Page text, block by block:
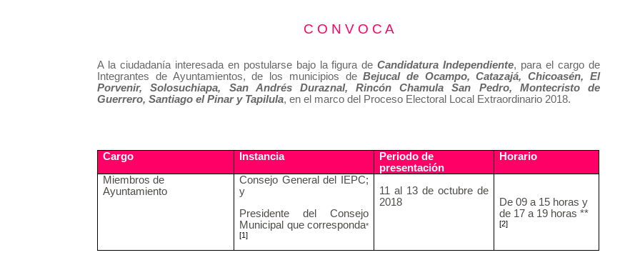
C O N V O C A
A la ciudadanía interesada en postularse bajo la figura deCandidatura Independiente, para el cargo de
Integrantes de Ayuntamientos, de los municipios deBejucal de Ocampo, Catazajá, Chicoasén, El
Porvenir, Solosuchiapa, San Andrés Duraznal, Rincón Chamula San Pedro, Montecristo de
Guerrero, Santiago el Pinar y Tapilula, en el marco del Proceso Electoral Local Extraordinario 2018.
Cargo Instancia
Periodo de
presentación
Horario
Miembros de
Ayuntamiento
Consejo General del IEPC;
y
Presidente del Consejo
Municipal que corresponda*
[1]
11 al 13 de octubre de
2018
De 09 a 15 horas y
de 17 a 19 horas **
[2]